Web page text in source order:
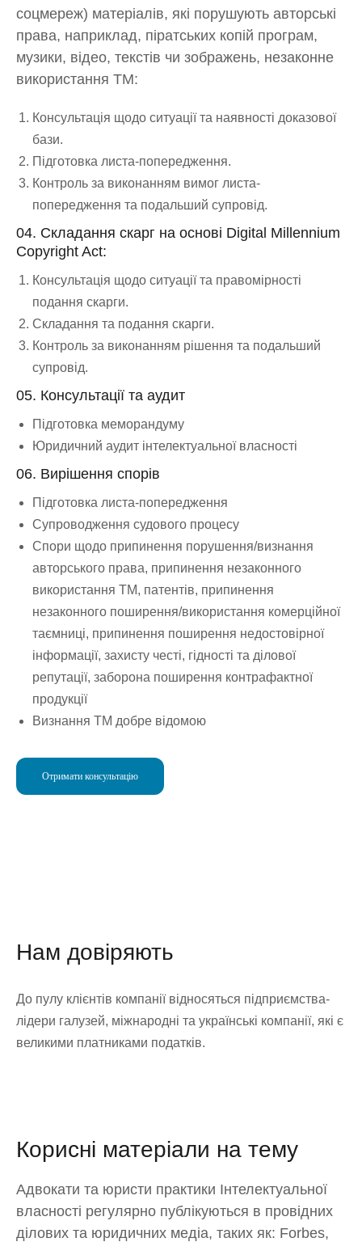
соцмереж) матеріалів, які порушують авторські
права, наприклад, піратських копій програм,
музики, відео, текстів чи зображень, незаконне
використання ТМ:
Консультація щодо ситуації та наявності доказової
бази.
Підготовка листа-попередження.
Контроль за виконанням вимог листа-
попередження та подальший супровід.
04. Складання скарг на основі Digital Millennium
Copyright Act:
Консультація щодо ситуації та правомірності
подання скарги.
Складання та подання скарги.
Контроль за виконанням рішення та подальший
супровід.
05. Консультації та аудит
Підготовка меморандуму
Юридичний аудит інтелектуальної власності
06. Вирішення спорів
Підготовка листа-попередження
Супроводження судового процесу
Спори щодо припинення порушення/визнання
авторського права, припинення незаконного
використання ТМ, патентів, припинення
незаконного поширення/використання комерційної
таємниці, припинення поширення недостовірної
інформації, захисту честі, гідності та ділової
репутації, заборона поширення контрафактної
продукції
Визнання ТМ добре відомою
Отримати консультацію
Нам довіряють
До пулу клієнтів компанії відносяться підприємства-
лідери галузей, міжнародні та українські компанії, які є
великими платниками податків.
Корисні матеріали на тему
Адвокати та юристи практики Інтелектуальної
власності регулярно публікуються в провідних
ділових та юридичних медіа, таких як: Forbes,